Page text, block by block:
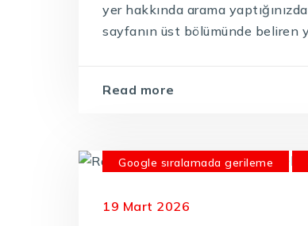
yer hakkında arama
sayfanın üst bölümünde beliren
Read more
Google sıralamada gerileme
19 Mart 2026